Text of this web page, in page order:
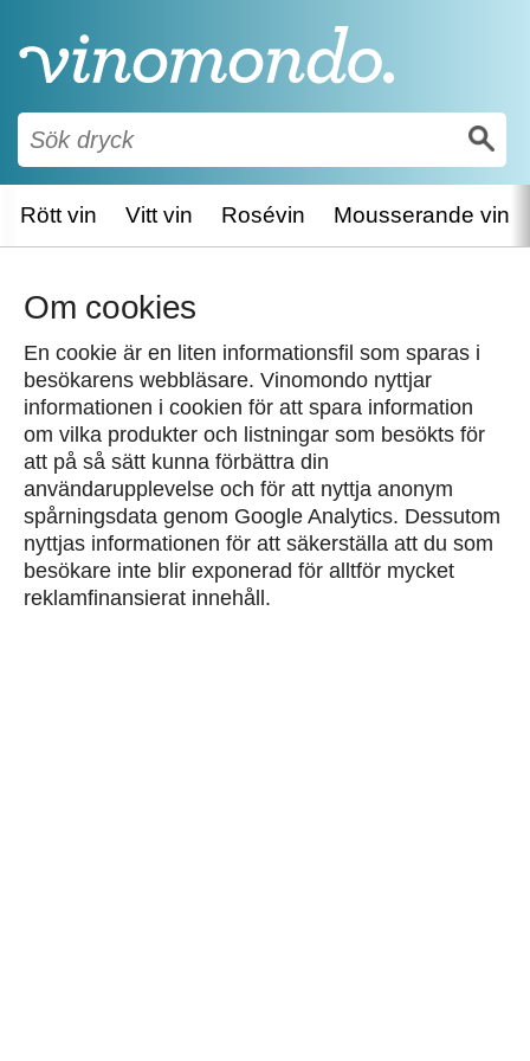
Rött vin Vitt vin Rosévin Mousserande vin
Om cookies
En cookie är en liten informationsfil som sparas i
besökarens webbläsare. Vinomondo nyttjar
informationen i cookien för att spara information
om vilka produkter och listningar som besökts för
att på så sätt kunna förbättra din
användarupplevelse och för att nyttja anonym
spårningsdata genom Google Analytics. Dessutom
nyttjas informationen för att säkerställa att du som
besökare inte blir exponerad för alltför mycket
reklamfinansierat innehåll.